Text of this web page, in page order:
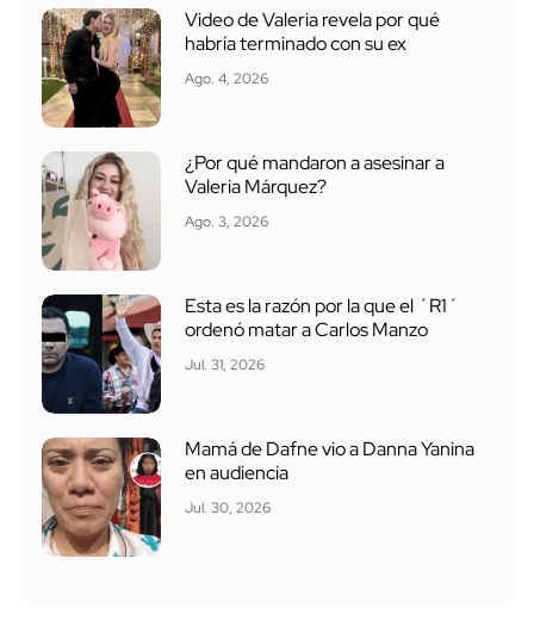
Video de Valeria revela por qué
habría terminado con su ex
Ago. 4, 2026
¿Por qué mandaron a asesinar a
Valeria Márquez?
Ago. 3, 2026
Esta es la razón por la que el ´R1´
ordenó matar a Carlos Manzo
Jul. 31, 2026
Mamá de Dafne vio a Danna Yanina
en audiencia
Jul. 30, 2026